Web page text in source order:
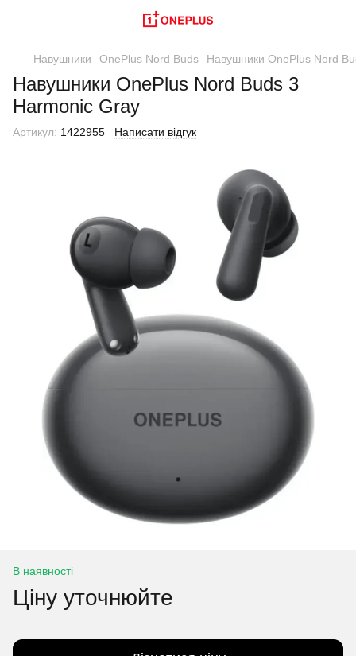
Навушники OnePlus Nord Buds Навушники OnePlus Nord
Навушники OnePlus Nord Buds 3
Harmonic Gray
Артикул: 1422955 Написати відгук
В наявності
Ціну уточнюйте